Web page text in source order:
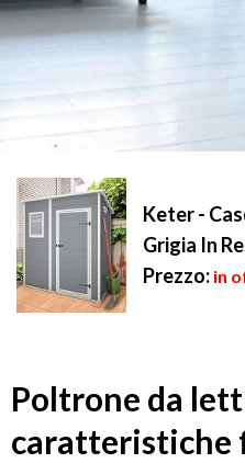
Keter -
Grigia In
Prezzo: in
Poltrone da
caratteristiche